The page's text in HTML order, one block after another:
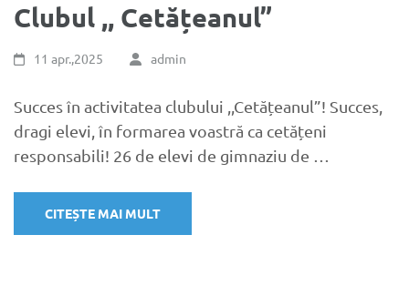
Clubul ,, Cetățeanul”
11 apr.,2025 admin
Succes în activitatea clubului ,,Cetățeanul”! Succes,
dragi elevi, în formarea voastră ca cetățeni
responsabili! 26 de elevi de gimnaziu de …
CITEȘTE MAI MULT